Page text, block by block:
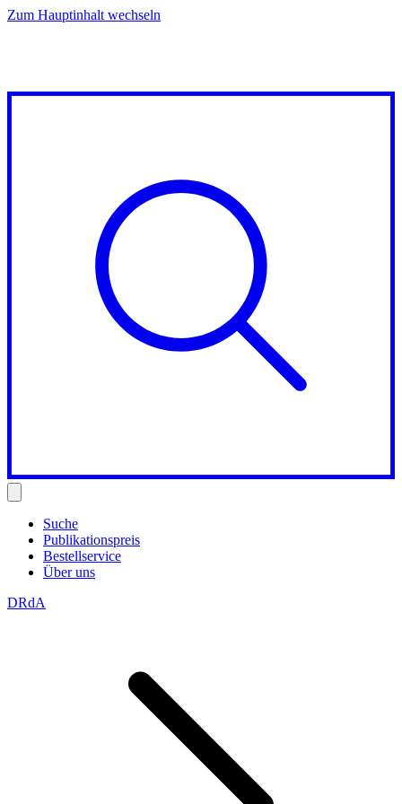
Zum Hauptinhalt wechseln
Suche
Publikationspreis
Bestellservice
Über uns
DRdA